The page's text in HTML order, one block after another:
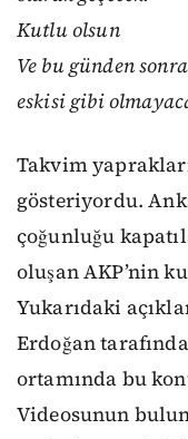
Kutlu olsun
Ve bu günden
eskisi gibi
Takvim
gösteriyordu.
çoğunluğu
oluşan AKP’nin
Yukarıdaki
Erdoğan
ortamında bu
Videosunun